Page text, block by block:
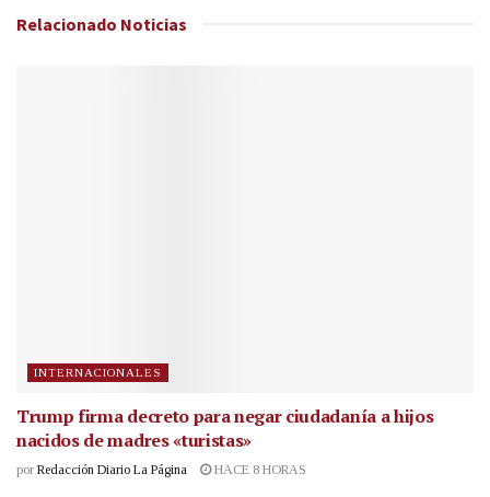
Relacionado Noticias
INTERNACIONALES
Trump firma decreto para negar ciudadanía a hijos
nacidos de madres «turistas»
por Redacción Diario La Página HACE 8 HORAS